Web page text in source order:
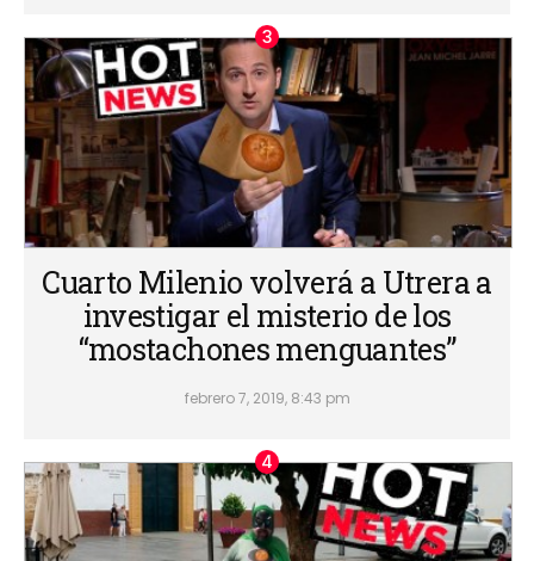
Cuarto Milenio volverá a Utrera a
investigar el misterio de los
“mostachones menguantes”
febrero 7, 2019, 8:43 pm